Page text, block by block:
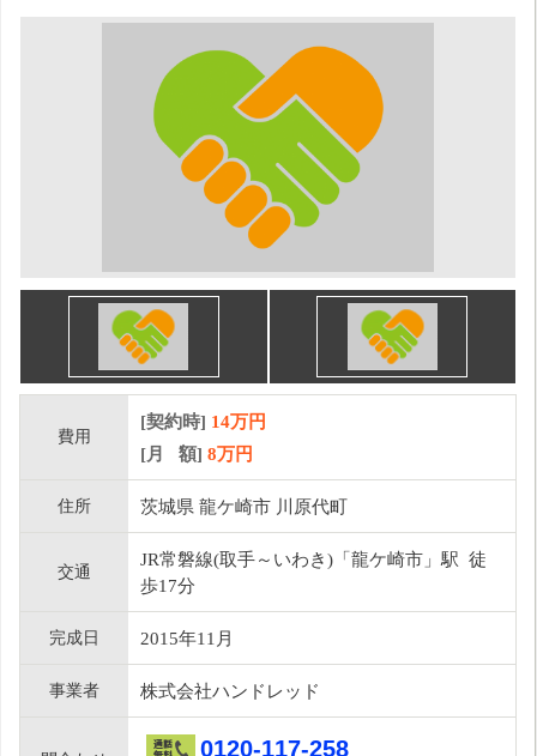
費用
[契約時] 14万円
[月 額] 8万円
住所 茨城県 龍ケ崎市 川原代町
交通
JR常磐線(取手～いわき)「龍ケ崎市」駅 徒
歩17分
完成日 2015年11月
事業者 株式会社ハンドレッド
0120-117-258